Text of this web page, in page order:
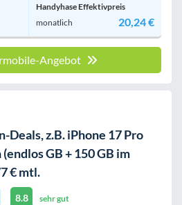
Handyhase Effektivpreis
monatlich
20,24 €
Angebot
z.B. iPhone 17 Pro
GB + 150 GB im
€ mtl.
8.8 sehr gut